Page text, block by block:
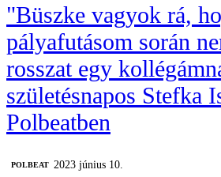
"Büszke vagyok rá,
pályafutásom során
rosszat egy
születésnapos Stefka
Polbeatben
‎POLBEAT
2023 június 10.